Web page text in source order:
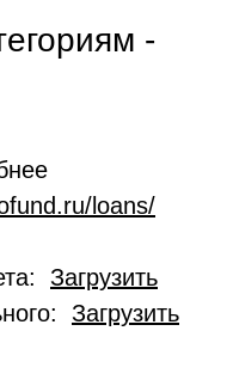
-
loans/
Загрузить
Загрузить